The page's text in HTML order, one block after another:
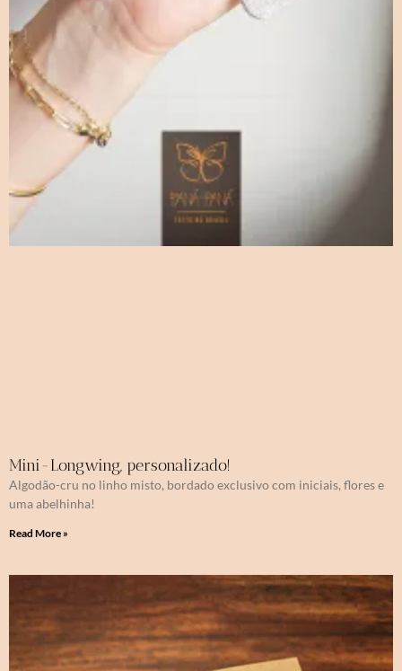
Mini-Longwing, personalizado!
Algodão-cru no linho misto, bordado exclusivo com iniciais, flores e
uma abelhinha!
Read More »